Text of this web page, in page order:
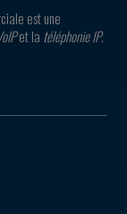
est une
et la téléphonie IP.